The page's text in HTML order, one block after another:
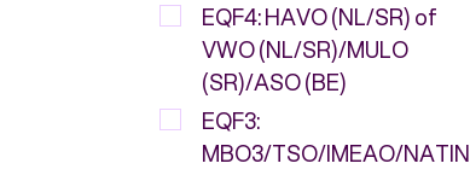
EQF4: HAVO (NL/SR) of
VWO (NL/SR)/MULO
(SR)/ASO (BE)
EQF3:
MBO3/TSO/IMEAO/NATIN